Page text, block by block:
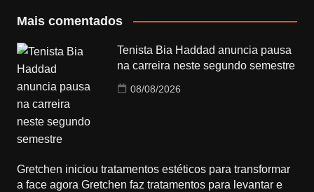
Mais comentados
Tenista Bia Haddad anuncia pausa
na carreira neste segundo semestre
08/08/2026
Gretchen iniciou tratamentos estéticos para transformar
a face agora Gretchen faz tratamentos para levantar e